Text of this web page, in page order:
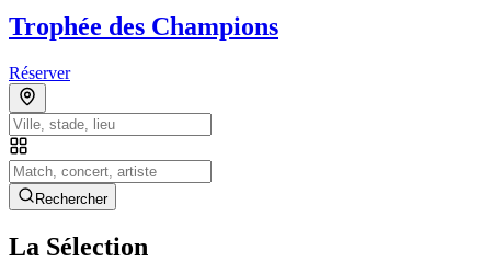
Trophée des Champions
Réserver
Rechercher
La Sélection